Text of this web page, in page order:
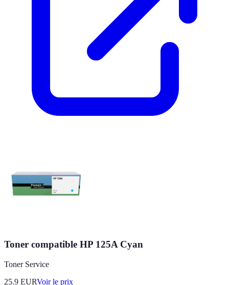
Toner compatible HP 125A Cyan
Toner Service
25.9 EURVoir le prix